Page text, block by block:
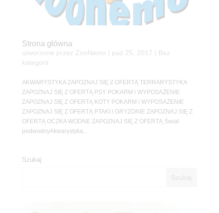
Strona główna
utworzone przez ZooNemo paź 25, 2017 | Bez
kategorii
AKWARYSTYKA ZAPOZNAJ SIĘ Z OFERTĄ TERRARYSTYKA
ZAPOZNAJ SIĘ Z OFERTĄ PSY POKARM i WYPOSAŻENIE
ZAPOZNAJ SIĘ Z OFERTĄ KOTY POKARM i WYPOSAŻENIE
ZAPOZNAJ SIĘ Z OFERTĄ PTAKI i GRYZONIE ZAPOZNAJ SIĘ Z
OFERTĄ OCZKA WODNE ZAPOZNAJ SIĘ Z OFERTĄ Świat
podwodnyAkwarystyka...
Szukaj